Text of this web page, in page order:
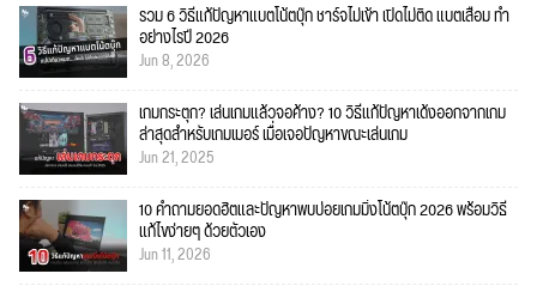
รวม 6 วิธีแก้ปัญหาแบตโน้ตบุ๊ก ชาร์จไม่เข้า เปิดไม่ติด แบตเสื่อม ทำ
อย่างไรปี 2026
Jun 8, 2026
เกมกระตุก? เล่นเกมแล้วจอค้าง? 10 วิธีแก้ปัญหาเด้งออกจากเกม
ล่าสุดสำหรับเกมเมอร์ เมื่อเจอปัญหาขณะเล่นเกม
Jun 21, 2025
10 คำถามยอดฮิตและปัญหาพบบ่อยเกมมิ่งโน้ตบุ๊ก 2026 พร้อมวิธี
แก้ไขง่ายๆ ด้วยตัวเอง
Jun 11, 2026